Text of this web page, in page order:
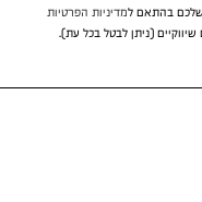
שלכם בהתאם למדיניות הפרטיות
(ניתן לבטל בכל עת).